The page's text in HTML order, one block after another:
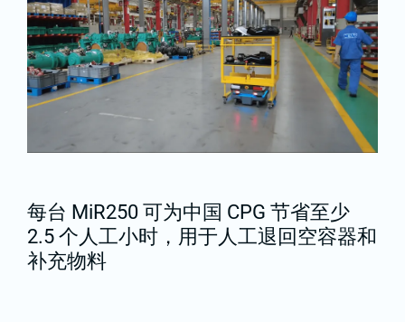
每台 MiR250 可为中国 CPG 节省至少
2.5 个人工小时，用于人工退回空容器和
补充物料